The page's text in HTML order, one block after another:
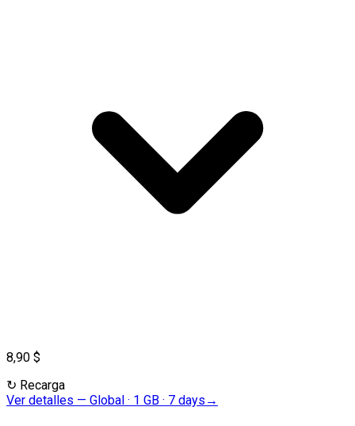
8,90 $
↻ Recarga
Ver detalles — Global · 1 GB · 7 days →